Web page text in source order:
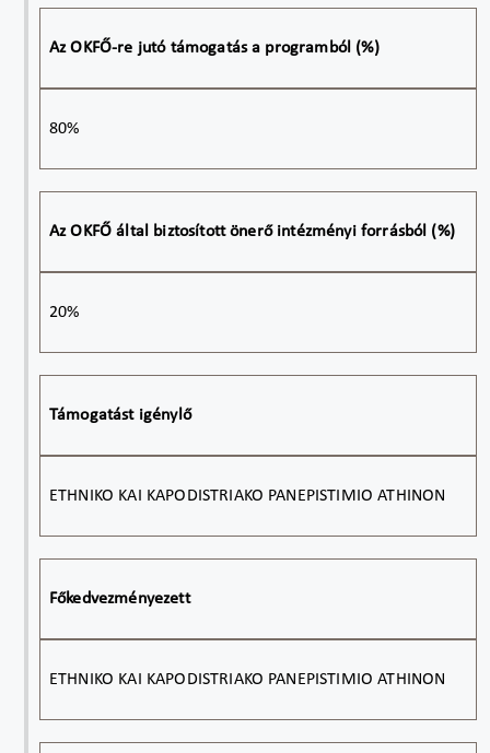
Az OKFŐ-re jutó támogatás a programból (%)
80%
Az OKFŐ által biztosított önerő intézményi forrásból (%)
20%
Támogatást igénylő
ETHNIKO KAI KAPODISTRIAKO PANEPISTIMIO ATHINON
Főkedvezményezett
ETHNIKO KAI KAPODISTRIAKO PANEPISTIMIO ATHINON